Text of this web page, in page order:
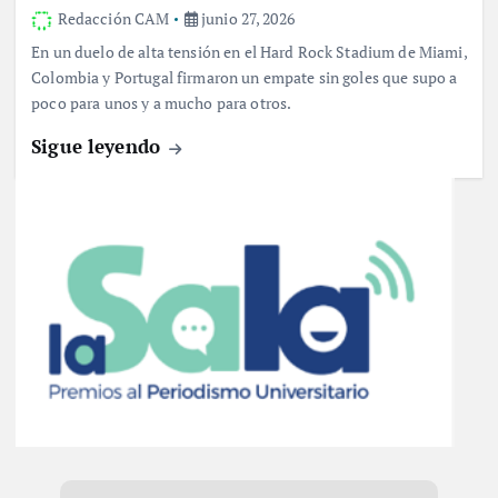
Redacción CAM
junio 27, 2026
En un duelo de alta tensión en el Hard Rock Stadium de Miami,
Colombia y Portugal firmaron un empate sin goles que supo a
poco para unos y a mucho para otros.
Sigue leyendo